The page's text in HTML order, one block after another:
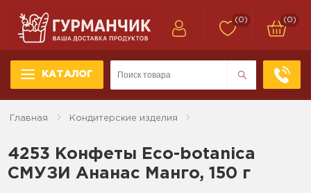
КАТАЛОГ
(0) (0)
Главная Кондитерские изделия
4253 Конфеты Eco-botanica
СМУЗИ Ананас Манго, 150 г